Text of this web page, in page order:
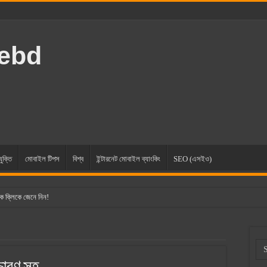
মোবাইল টিপস বিশ্ব ইন্টারনেট মোবাইল ব্যাংকিং SEO (এসইও)
ক্লিকে জেনে নিন!